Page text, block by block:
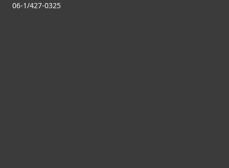
06-1/427-0325